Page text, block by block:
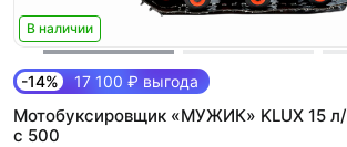
В наличии
-14% 17 100 ₽ выгода
Мотобуксировщик «МУЖИК» KLUX 15 л/
с 500